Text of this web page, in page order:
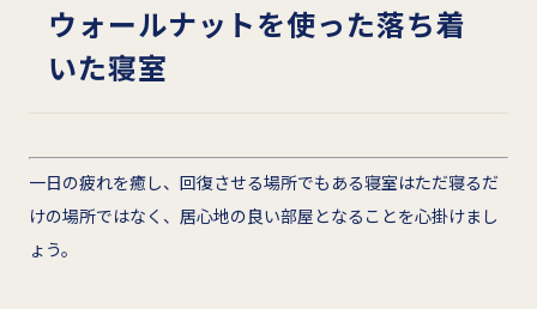
ウォールナットを使った落ち着
いた寝室
一日の疲れを癒し、回復させる場所でもある寝室はただ寝るだ
けの場所ではなく、居心地の良い部屋となることを心掛けまし
ょう。